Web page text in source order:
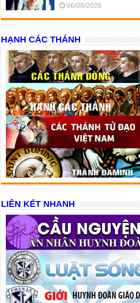
06/08/2026
HẠNH CÁC THÁNH
LIÊN KẾT NHANH